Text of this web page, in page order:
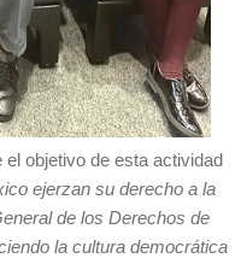
objetivo de esta actividad
ejerzan su derecho a la
de los Derechos de
la cultura democrática